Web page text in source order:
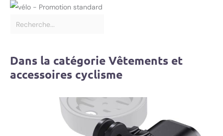
Dans la catégorie Vêtements et
accessoires cyclisme